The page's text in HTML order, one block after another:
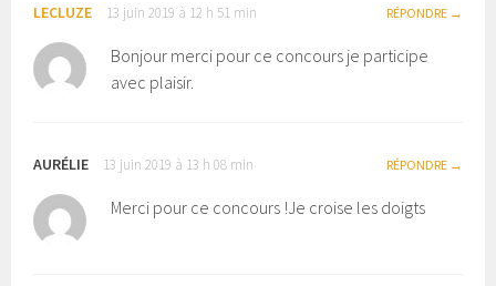
LECLUZE 13 juin 2019 à 12 h 51 min RÉPONDRE
Bonjour merci pour ce concours je participe
avec plaisir.
AURÉLIE 13 juin 2019 à 13 h 08 min RÉPONDRE
Merci pour ce concours !Je croise les doigts